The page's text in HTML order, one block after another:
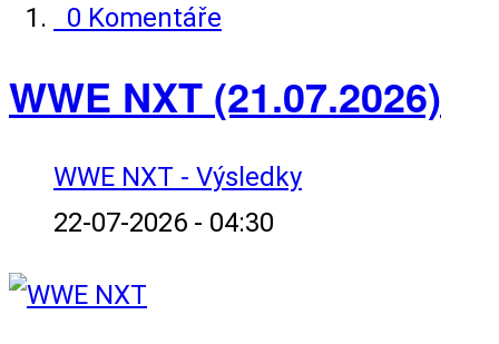
0 Komentáře
WWE NXT (21.07.2026)
WWE NXT - Výsledky
22-07-2026 - 04:30